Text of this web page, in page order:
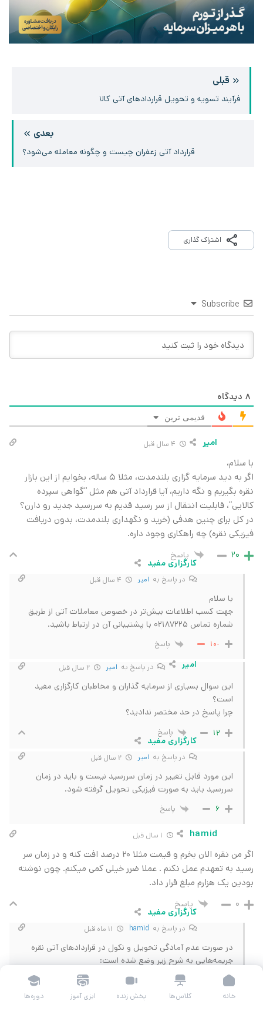
قبلی
فرآیند تسویه و تحویل قراردادهای آتی کالا
بعدی
قرارداد آتی زعفران چیست و چگونه معامله می‌شود؟
اشتراک گذاری
Subscribe
8 دیدگاه
قدیمی ترین
امیر
با سلام،
اگر به دید سرمایه گزاری بلندمدت، مثلا 5 ساله، بخوایم از این بازار
نقره بگیریم و نگه داریم، آیا قرارداد آتی هم مثل “گواهی سپرده
کالایی”، قابلیت انتقال از سر رسید قدیم به سررسید جدید رو دارن؟
در کل برای چنین هدفی (خرید و نگهداری بلندمدت، بدون دریافت
فیزیکی نقره) چه راهکاری وجود داره.
20 پاسخ
کارگزاری مفید
در پاسخ به امیر
با سلام
جهت کسب اطلاعات بیش‌تر در خصوص معاملات آتی از طریق
شماره تماس 02187225 با پشتیبانی آن در ارتباط باشید.
-10 پاسخ
امیر در پاسخ به امیر
این سوال بسیاری از سرمایه گذاران و مخاطبان کارگزاری مفید
است؟
چرا پاسخ در حد مختصر ندادید؟
12 پاسخ
کارگزاری مفید
در پاسخ به امیر
این مورد قابل تغییر در زمان سررسید نیست و باید در زمان
سررسید باید به صورت فیزیکی تحویل گرفته شود.
6 پاسخ
hamid
اگر من نقره الان بخرم و قیمت مثلا 20 درصد افت کنه و در زمان سر
رسید به تعهدم عمل نکنم . عملا ضرر خیلی کمی میکنم. چون نوشته
بودین یک هزارم مبلغ قرار داد.
0 پاسخ
کارگزاری مفید
در پاسخ به hamid
در صورت عدم آمادگی تحویل و نکول در قراردادهای آتی نقره
جریمه‌هایی به شرح زیر وضع شده است:
یک دهم درصد ارزش قرارداد بر مبنای قیمت تسویه روزانه آخرین
روز معاملاتی
سهم کارمزد بورس کالا (0/001 ارزش هر قرارداد) از طرفی که به
خانه کلاس‌ها پخش زنده ایزی آموز دوره‌ها